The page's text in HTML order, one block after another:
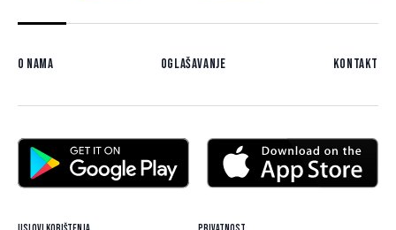
O nama Oglašavanje Kontakt